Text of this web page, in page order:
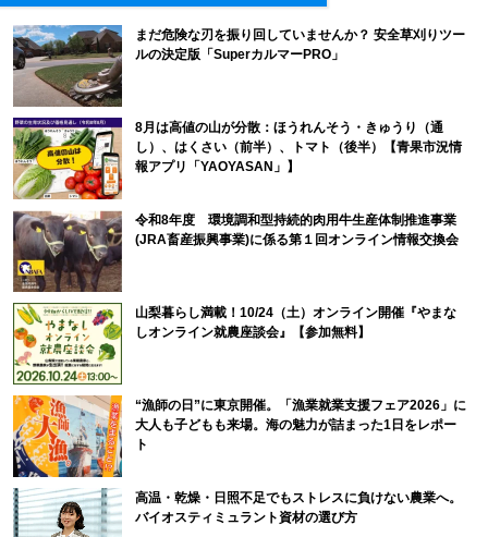
まだ危険な刃を振り回していませんか？ 安全草刈りツー
ルの決定版「SuperカルマーPRO」
8月は高値の山が分散：ほうれんそう・きゅうり（通
し）、はくさい（前半）、トマト（後半）【青果市況情
報アプリ「YAOYASAN」】
令和8年度 環境調和型持続的肉用牛生産体制推進事業
(JRA畜産振興事業)に係る第１回オンライン情報交換会
山梨暮らし満載！10/24（土）オンライン開催『やまな
しオンライン就農座談会』【参加無料】
“漁師の日”に東京開催。「漁業就業支援フェア2026」に
大人も子どもも来場。海の魅力が詰まった1日をレポー
ト
高温・乾燥・日照不足でもストレスに負けない農業へ。
バイオスティミュラント資材の選び方